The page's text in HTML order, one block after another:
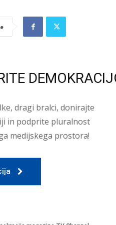
dragi bralci, donirajte
in podprite pluralnost
medijskega prostora!